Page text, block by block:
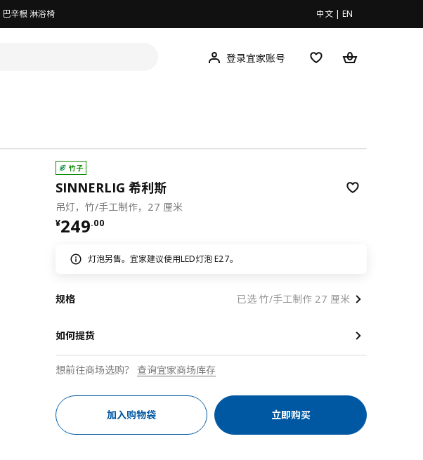
中文 | EN
登录宜家账号
竹子
SINNERLIG 希利斯
吊灯，竹/手工制作，27 厘米
¥249.00
¥ 249.00
灯泡另售。宜家建议使用LED灯泡 E27。
规格 已选 竹/手工制作 27 厘米
如何提货
想前往商场选购？ 查询宜家商场库存
加入购物袋 立即购买